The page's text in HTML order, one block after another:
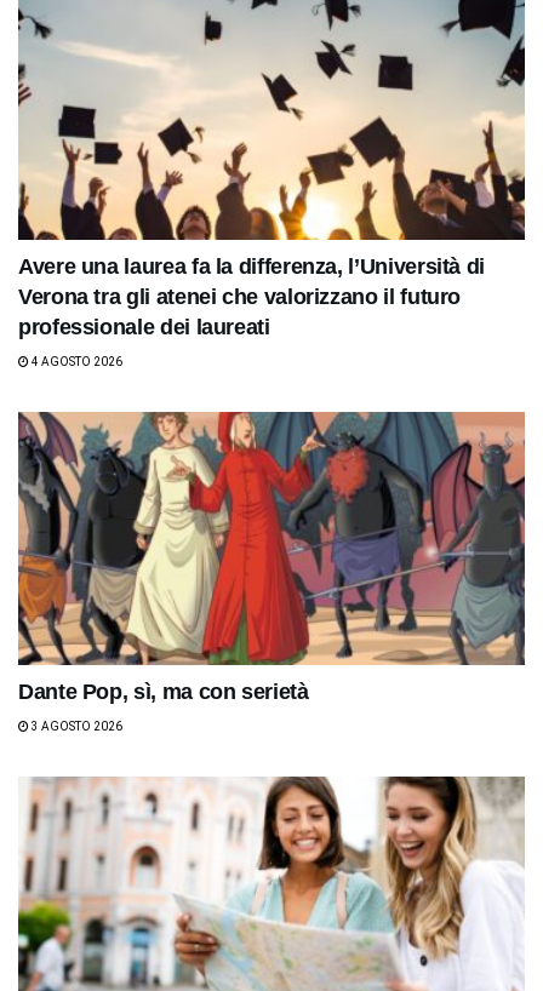
Avere una laurea fa la differenza, l’Università di
Verona tra gli atenei che valorizzano il futuro
professionale dei laureati
4 AGOSTO 2026
Dante Pop, sì, ma con serietà
3 AGOSTO 2026